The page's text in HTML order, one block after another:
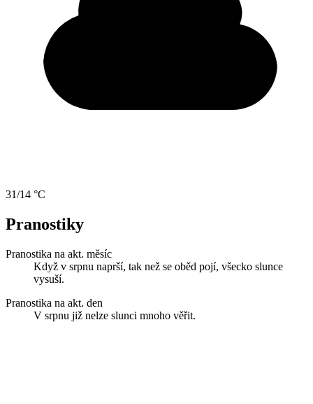
31/14 °C
Pranostiky
Pranostika na akt. měsíc
Když v srpnu naprší, tak než se oběd pojí, všecko slunce
vysuší.
Pranostika na akt. den
V srpnu již nelze slunci mnoho věřit.